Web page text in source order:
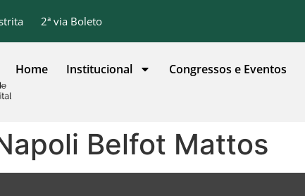
2ª via Boleto
Home Institucional Congressos e Eventos
Belfot Mattos